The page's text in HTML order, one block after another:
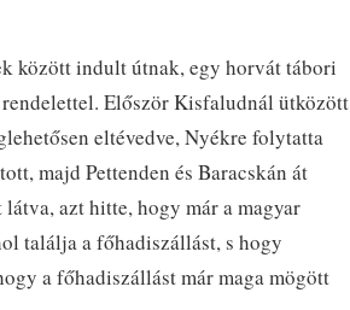
között indult útnak, egy horvát tábori
Először Kisfaludnál ütközött
eltévedve, Nyékre folytatta
majd Pettenden és Baracskán át
azt hitte, hogy már a magyar
találja a főhadiszállást, s hogy
a főhadiszállást már maga mögött